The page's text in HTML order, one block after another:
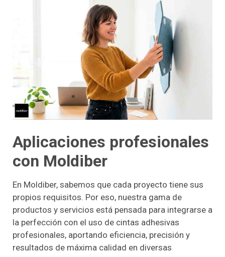
Aplicaciones profesionales
con Moldiber
En Moldiber, sabemos que cada proyecto tiene sus
propios requisitos. Por eso, nuestra gama de
productos y servicios está pensada para integrarse a
la perfección con el uso de cintas adhesivas
profesionales, aportando eficiencia, precisión y
resultados de máxima calidad en diversas